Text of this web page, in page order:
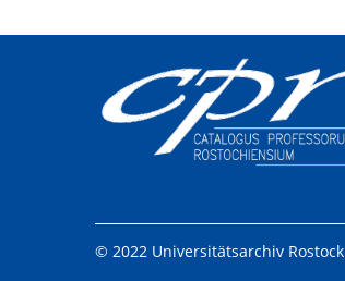
© 2022 Universitätsarchiv Rostock